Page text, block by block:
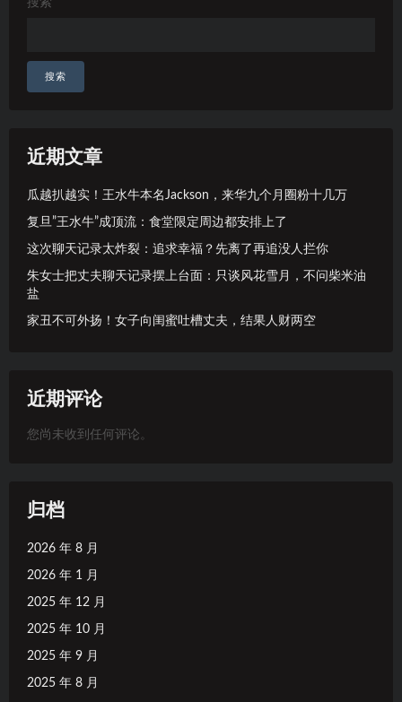
搜索
搜索
近期文章
瓜越扒越实！王水牛本名Jackson，来华九个月圈粉十几万
复旦”王水牛”成顶流：食堂限定周边都安排上了
这次聊天记录太炸裂：追求幸福？先离了再追没人拦你
朱女士把丈夫聊天记录摆上台面：只谈风花雪月，不问柴米油
盐
家丑不可外扬！女子向闺蜜吐槽丈夫，结果人财两空
近期评论
您尚未收到任何评论。
归档
2026 年 8 月
2026 年 1 月
2025 年 12 月
2025 年 10 月
2025 年 9 月
2025 年 8 月